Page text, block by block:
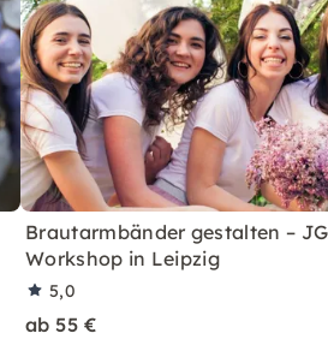
Brautarmbänder gestalten –
Workshop in Leipzig
5,0
ab 55 €